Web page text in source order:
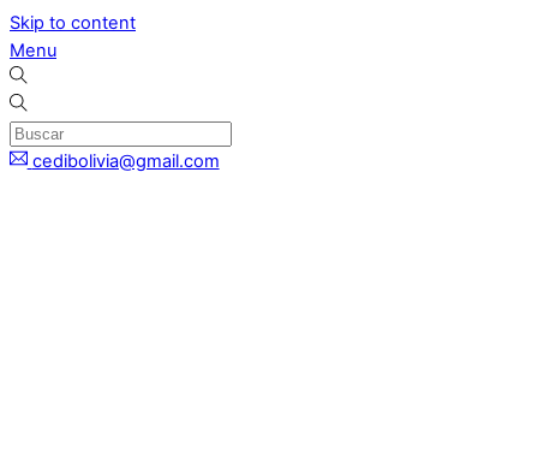
Skip to content
Menu
cedibolivia@gmail.com